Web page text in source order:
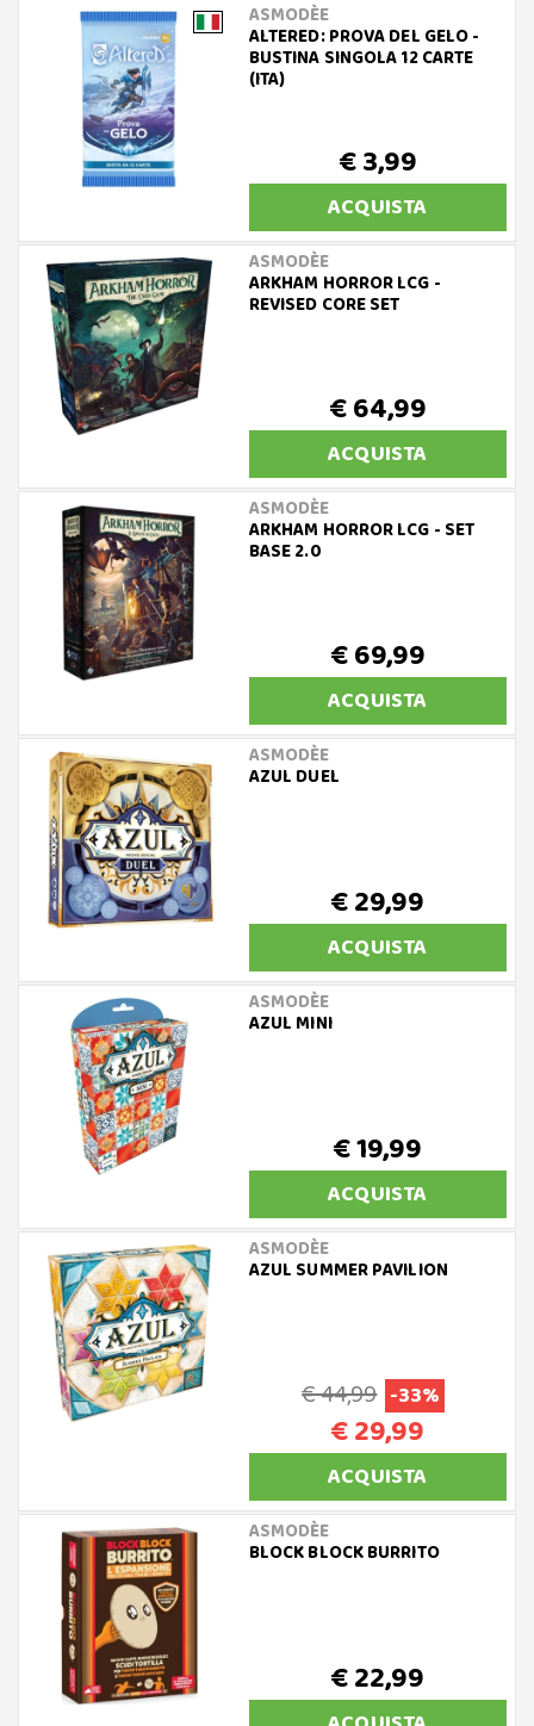
ASMODÈE
ALTERED: PROVA DEL GELO -
BUSTINA SINGOLA 12 CARTE
(ITA)
€ 3,99
ACQUISTA
ASMODÈE
ARKHAM HORROR LCG -
REVISED CORE SET
€ 64,99
ACQUISTA
ASMODÈE
ARKHAM HORROR LCG - SET
BASE 2.0
€ 69,99
ACQUISTA
ASMODÈE
AZUL DUEL
€ 29,99
ACQUISTA
ASMODÈE
AZUL MINI
€ 19,99
ACQUISTA
ASMODÈE
AZUL SUMMER PAVILION
€ 44,99 -33%
€ 29,99
ACQUISTA
ASMODÈE
BLOCK BLOCK BURRITO
€ 22,99